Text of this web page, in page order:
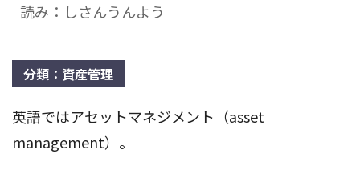
読み：しさんうんよう
分類：資産管理
英語ではアセットマネジメント（asset
management）。